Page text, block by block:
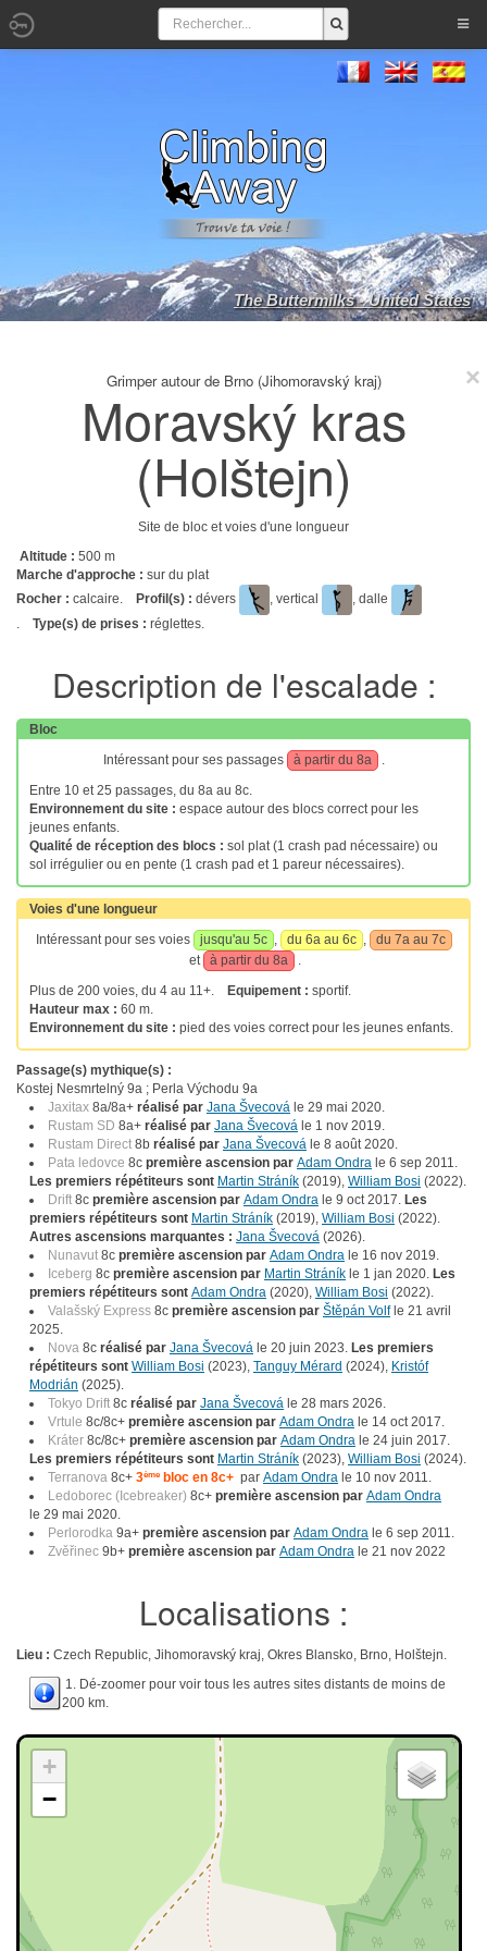
The Buttermilks - United States
Grimper autour de Brno (Jihomoravský kraj)
Moravský kras
(Holštejn)
Site de bloc et voies d'une longueur
Altitude : 500 m
Marche d'approche : sur du plat
Rocher : calcaire. Profil(s) : dévers , vertical
, dalle
. Type(s) de prises : réglettes.
Description de l'escalade :
Bloc
Intéressant pour ses passages
à partir du 8a
.
Entre 10 et 25 passages, du 8a au 8c.
Environnement du site : espace autour des blocs correct pour les
jeunes enfants.
Qualité de réception des blocs : sol plat (1 crash pad nécessaire) ou
sol irrégulier ou en pente (1 crash pad et 1 pareur nécessaires).
Voies d'une longueur
Intéressant pour ses voies
jusqu'au 5c , du 6a au 6c ,
du 7a au 7c
et à partir du 8a
.
Plus de 200 voies, du 4 au 11+.
Equipement : sportif.
Hauteur max : 60 m.
Environnement du site : pied des voies correct pour les jeunes enfants.
Passage(s) mythique(s) :
Kostej Nesmrtelný 9a ; Perla Východu 9a
Jaxitax 8a/8a+ réalisé par Jana Švecová le 29 mai 2020.
Rustam SD 8a+ réalisé par Jana Švecová le 1 nov 2019.
Rustam Direct 8b réalisé par Jana Švecová le 8 août 2020.
Pata ledovce 8c première ascension par Adam Ondra le 6 sep 2011.
Les premiers répétiteurs sont Martin Stráník (2019), William Bosi (2022).
Drift 8c première ascension par Adam Ondra le 9 oct 2017. Les
premiers répétiteurs sont Martin Stráník (2019), William Bosi (2022).
Autres ascensions marquantes : Jana Švecová (2026).
Nunavut 8c première ascension par Adam Ondra le 16 nov 2019.
Iceberg 8c première ascension par Martin Stráník le 1 jan 2020. Les
premiers répétiteurs sont Adam Ondra (2020), William Bosi (2022).
Valašský Express 8c première ascension par Štěpán Volfle 21 avril
2025.
Nova 8c réalisé par Jana Švecová le 20 juin 2023. Les premiers
répétiteurs sont William Bosi (2023), Tanguy Mérard (2024), Kristóf
Modrián (2025).
Tokyo Drift 8c réalisé par Jana Švecová le 28 mars 2026.
Vrtule 8c/8c+ première ascension par Adam Ondra le 14 oct 2017.
Kráter 8c/8c+ première ascension par Adam Ondra le 24 juin 2017.
Les premiers répétiteurs sont Martin Stráník (2023), William Bosi (2024).
Terranova 8c+ 3èmebloc en 8c+ par Adam Ondra le 10 nov 2011.
Ledoborec (Icebreaker) 8c+ première ascension par Adam Ondra
le 29 mai 2020.
Perlorodka 9a+ première ascension par Adam Ondra le 6 sep 2011.
Zvěřinec 9b+ première ascension par Adam Ondra le 21 nov 2022
Localisations :
Lieu : Czech Republic, Jihomoravský kraj, Okres Blansko, Brno, Holštejn.
1. Dé-zoomer pour voir tous les autres sites distants de moins de
200 km.
+
−